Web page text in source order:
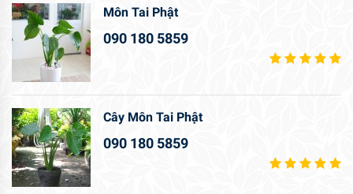
Môn Tai Phật
090 180 5859
Cây Môn Tai Phật
090 180 5859